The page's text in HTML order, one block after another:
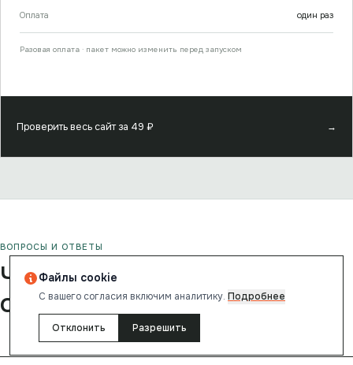
Оплата один раз
Разовая оплата · пакет можно изменить перед запуском
Проверить весь сайт за 49 ₽ →
ВОПРОСЫ И ОТВЕТЫ
Частые вопросы
об этом отчёте
Файлы cookie
С вашего согласия включим аналитику. Подробнее
Отклонить Разрешить